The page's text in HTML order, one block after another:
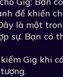
để khiến
là một
sự. Bạn có
Gig khi